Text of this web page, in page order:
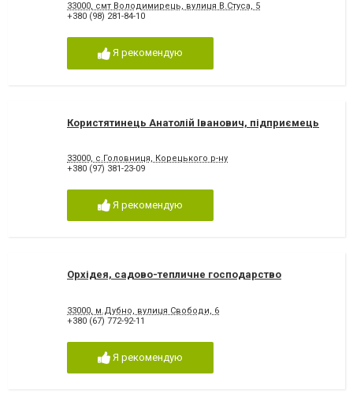
33000, смт Володимирець, вулиця В.Стуса, 5
+380 (98) 281-84-10
Я рекомендую
Користятинець Анатолій Іванович, підприємець
33000, с.Головниця, Корецького р-ну
+380 (97) 381-23-09
Я рекомендую
Орхідея, садово-тепличне господарство
33000, м.Дубно, вулиця Свободи, 6
+380 (67) 772-92-11
Я рекомендую